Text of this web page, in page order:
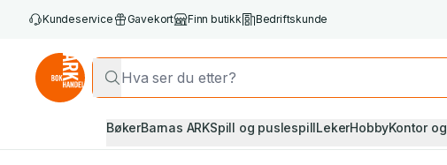
Kundeservice Gavekort Finn butikk Bedriftskunde
BøkerBarnas ARKSpill og puslespillLekerHobbyKontor